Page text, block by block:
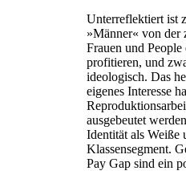
Unterreflektiert ist
»Männer« von der
Frauen und
profitieren, und
ideologisch. Das
eigenes Interesse
ausgebeutet
Identität als Weiße
Klassensegment.
Pay Gap sind ein